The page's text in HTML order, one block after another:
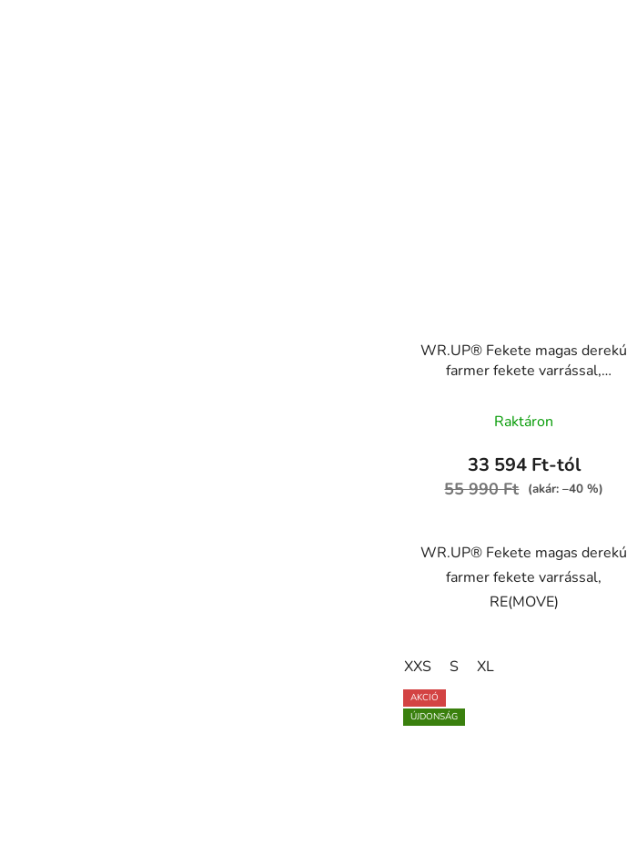
WR.UP® Fekete magas derekú
farmer fekete varrással,
WRUP1HC002ORG, J7N
termék
átlagos
értékelése
4,2
csillag.
Raktáron
33 594 Ft-tól
55 990 Ft (akár: –40 %)
WR.UP® Fekete magas derekú
farmer fekete varrással,
RE(MOVE)
XXS S XL
AKCIÓ
ÚJDONSÁG